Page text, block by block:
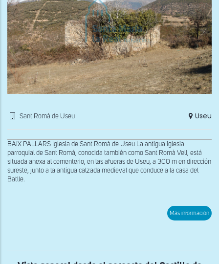
Sant Romà de Useu Useu
BAIX PALLARS Iglesia de Sant Romà de Useu La antigua iglesia
parroquial de Sant Romà, conocida también como Sant Romà Vell, está
situada anexa al cementerio, en las afueras de Useu, a 300 m en dirección
sureste, junto a la antigua calzada medieval que conduce a la casa del
Batlle.
Más información